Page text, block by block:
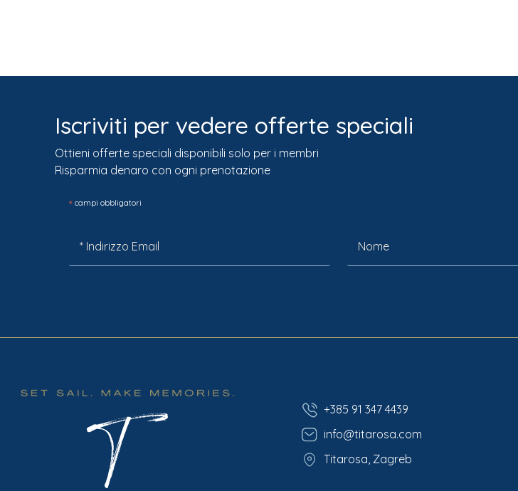
Iscriviti per vedere offerte speciali
Ottieni offerte speciali disponibili solo per i membri
Risparmia denaro con ogni prenotazione
*campi obbligatori
+385 91 347 4439
info@titarosa.com
Titarosa, Zagreb